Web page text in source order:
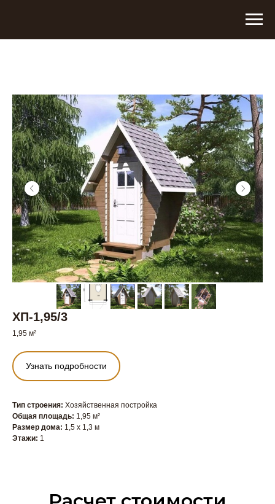
ХП-1,95/3
1,95 м²
Узнать подробности
Тип строения: Хозяйственная постройка
Общая площадь: 1,95 м²
Размер дома: 1,5 x 1,3 м
Этажи: 1